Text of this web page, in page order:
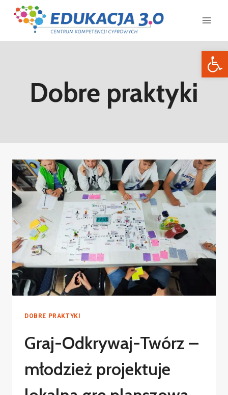
Dobre praktyki
DOBRE PRAKTYKI
Graj-Odkrywaj-Twórz –
młodzież projektuje